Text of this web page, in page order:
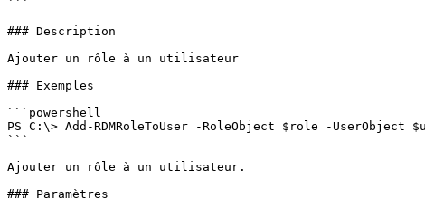
```
### Description
Ajouter un rôle à un utilisateur
### Exemples
```powershell
PS C:\> Add-RDMRoleToUser -RoleObject $role -UserObject
```
Ajouter un rôle à un utilisateur.
### Paramètres